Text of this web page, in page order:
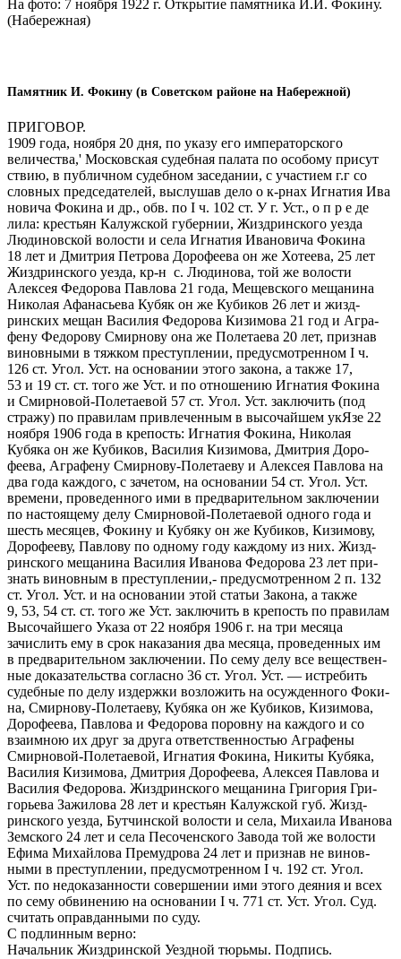
На фото: 7 ноября 1922 г. Открытие памятника И.И. Фокину.
(Набережная)
Памятник И. Фокину (в Советском районе на Набережной)
ПРИГОВОР.
1909 года, ноября 20 дня, по указу его императорского
величества,' Московская судебная палата по особому присут
ствию, в публичном судебном заседании, с участием г.г со
словных председателей, выслушав дело о к-рнах Игнатия Ива
новича Фокина и др., обв. по I ч. 102 ст. У г. Уст., о п р е де
лила: крестьян Калужской губернии, Жиздринского уезда
Людиновской волости и села Игнатия Ивановича Фокина
18 лет и Дмитрия Петрова Дорофеева он же Хотеева, 25 лет
Жиздринского уезда, кр-н с. Людинова, той же волости
Алексея Федорова Павлова 21 года, Мещевского мещанина
Николая Афанасьева Кубяк он же Кубиков 26 лет и жизд-
ринских мещан Василия Федорова Кизимова 21 год и Агра-
фену Федорову Смирнову она же Полетаева 20 лет, признав
виновными в тяжком преступлении, предусмотренном I ч.
126 ст. Угол. Уст. на основании этого закона, а также 17,
53 и 19 ст. ст. того же Уст. и по отношению Игнатия Фокина
и Смирновой-Полетаевой 57 ст. Угол. Уст. заключить (под
стражу) по правилам привлеченным в высочайшем укЯзе 22
ноября 1906 года в крепость: Игнатия Фокина, Николая
Кубяка он же Кубиков, Василия Кизимова, Дмитрия Доро-
феева, Аграфену Смирнову-Полетаеву и Алексея Павлова на
два года каждого, с зачетом, на основании 54 ст. Угол. Уст.
времени, проведенного ими в предварительном заключении
по настоящему делу Смирновой-Полетаевой одного года и
шесть месяцев, Фокину и Кубяку он же Кубиков, Кизимову,
Дорофееву, Павлову по одному году каждому из них. Жизд-
ринского мещанина Василия Иванова Федорова 23 лет при-
знать виновным в преступлении,- предусмотренном 2 п. 132
ст. Угол. Уст. и на основании этой статьи Закона, а также
9, 53, 54 ст. ст. того же Уст. заключить в крепость по правилам
Высочайшего Указа от 22 ноября 1906 г. на три месяца
зачислить ему в срок наказания два месяца, проведенных им
в предварительном заключении. По сему делу все веществен-
ные доказательства согласно 36 ст. Угол. Уст. — истребить
судебные по делу издержки возложить на осужденного Фоки-
на, Смирнову-Полетаеву, Кубяка он же Кубиков, Кизимова,
Дорофеева, Павлова и Федорова поровну на каждого и со
взаимною их друг за друга ответственностью Аграфены
Смирновой-Полетаевой, Игнатия Фокина, Никиты Кубяка,
Василия Кизимова, Дмитрия Дорофеева, Алексея Павлова и
Василия Федорова. Жиздринского мещанина Григория Гри-
горьева Зажилова 28 лет и крестьян Калужской губ. Жизд-
ринского уезда, Бутчинской волости и села, Михаила Иванова
Земского 24 лет и села Песоченского Завода той же волости
Ефима Михайлова Премудрова 24 лет и признав не винов-
ными в преступлении, предусмотренном I ч. 192 ст. Угол.
Уст. по недоказанности совершении ими этого деяния и всех
по сему обвинению на основании I ч. 771 ст. Уст. Угол. Суд.
считать оправданными по суду.
С подлинным верно:
Начальник Жиздринской Уездной тюрьмы. Подпись.